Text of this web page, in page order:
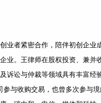
业者紧密合作，陪伴初创企业
业。王律师在股权投资、兼并
诉讼与仲裁等领域具有丰富经
参与收购交易，也曾多次参与